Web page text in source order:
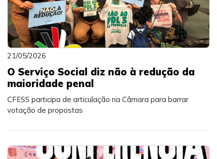
21/05/2026
O Serviço Social diz não à redução da
maioridade penal
CFESS participa de articulação na Câmara para barrar
votação de propostas